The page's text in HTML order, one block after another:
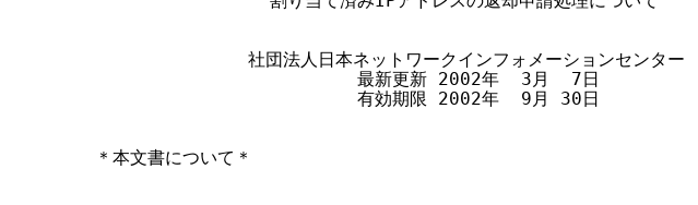
              社団法人日本ネットワークインフォメーションセンター
                        最新更新 2002年  3月  7日
                        有効期限 2002年  9月 30日
＊本文書について＊